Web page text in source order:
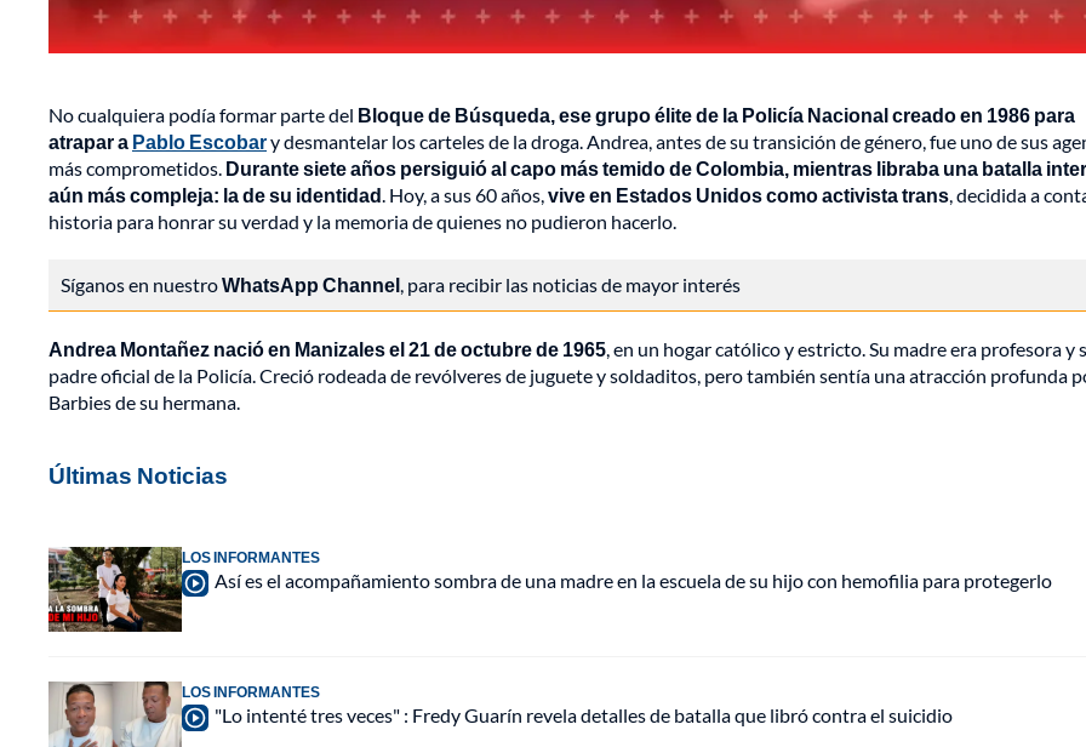
No cualquiera podía formar parte del Bloque de Búsqueda, ese grupo élite de la Policía Nacional creado en 1986 para
atrapar a Pablo Escobary desmantelar los carteles de la droga. Andrea, antes de su transición de género, fue uno de sus
más comprometidos. Durante siete años persiguió al capo más temido de Colombia, mientras libraba una batalla
aún más compleja: la de su identidad . Hoy, a sus 60 años, vive en Estados Unidos como activista trans , decidida a
historia para honrar su verdad y la memoria de quienes no pudieron hacerlo.
Síganos en nuestroWhatsApp Channel , para recibir las noticias de mayor interés
Andrea Montañez nació en Manizales el 21 de octubre de 1965 , en un hogar católico y estricto. Su madre era profesora y
padre oficial de la Policía. Creció rodeada de revólveres de juguete y soldaditos, pero también sentía una atracción profunda
Barbies de su hermana.
Últimas Noticias
LOS INFORMANTES
Así es el acompañamiento sombra de una madre en la escuela de su hijo con hemofilia para protegerlo
LOS INFORMANTES
"Lo intenté tres veces" : Fredy Guarín revela detalles de batalla que libró contra el suicidio